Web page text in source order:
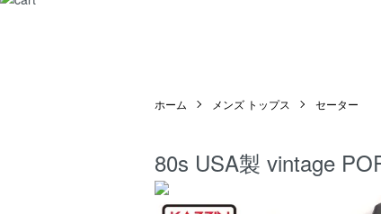
ホーム メンズ トップス セーター
80s USA製 vintage